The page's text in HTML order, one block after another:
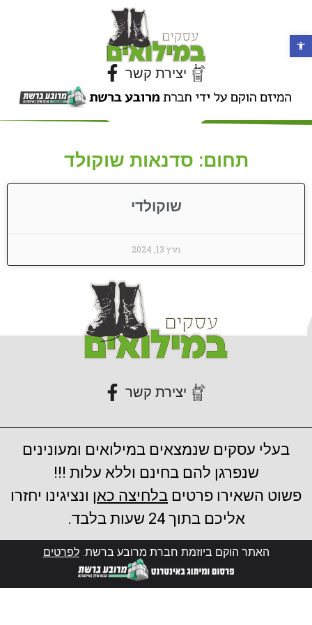
פתח סרגל נגישות
יצירת קשר
תחום: סדנאות שוקולד
שוקולדי
מרץ 13, 2024
יצירת קשר
בעלי עסקים שנמצאים במילואים ומעונינים
שנפרגן להם בחינם וללא עלות !!!
פשוט השאירו פרטים בלחיצה כאן ונציגינו יחזרו
אליכם בתוך 24 שעות בלבד.
האתר הוקם ביוזמת חברת מרובע ברשת.לפרטים